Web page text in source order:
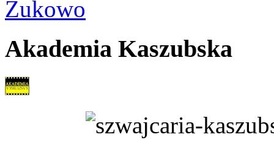
Żukowo
Akademia Kaszubska